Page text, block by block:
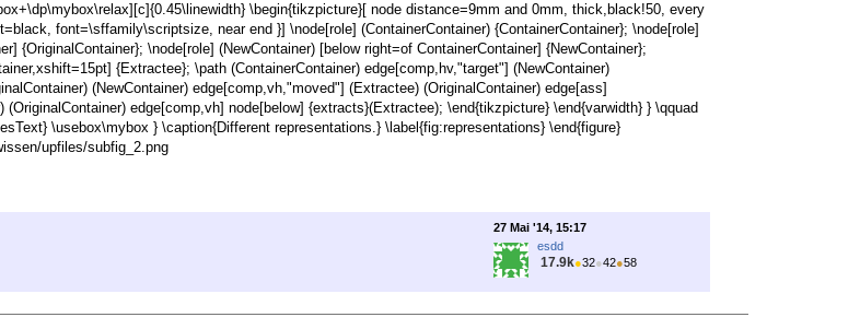
\begin{tikzpicture}[ node distance=9mm and 0mm, thick,black!50, every
font=\sffamily\scriptsize, near end }] \node[role] (ContainerContainer) {ContainerContainer}; \node[role]
{OriginalContainer}; \node[role] (NewContainer) [below right=of ContainerContainer] {NewContainer};
{Extractee}; \path (ContainerContainer) edge[comp,hv,"target"] (NewContainer)
(NewContainer) edge[comp,vh,"moved"] (Extractee) (OriginalContainer) edge[ass]
edge[comp,vh] node[below] {extracts}(Extractee); \end{tikzpicture} \end{varwidth} } \qquad
\usebox\mybox } \caption{Different representations.} \label{fig:representations} \end{figure}
upfiles/subfig_2.png
27 Mai '14, 15:17
esdd
17.9k●32●42●58